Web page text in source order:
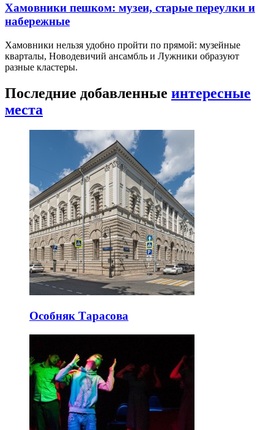
Хамовники пешком: музеи, старые переулки и
набережные
Хамовники нельзя удобно пройти по прямой: музейные
кварталы, Новодевичий ансамбль и Лужники образуют
разные кластеры.
Последние добавленные интересные
места
Особняк Тарасова